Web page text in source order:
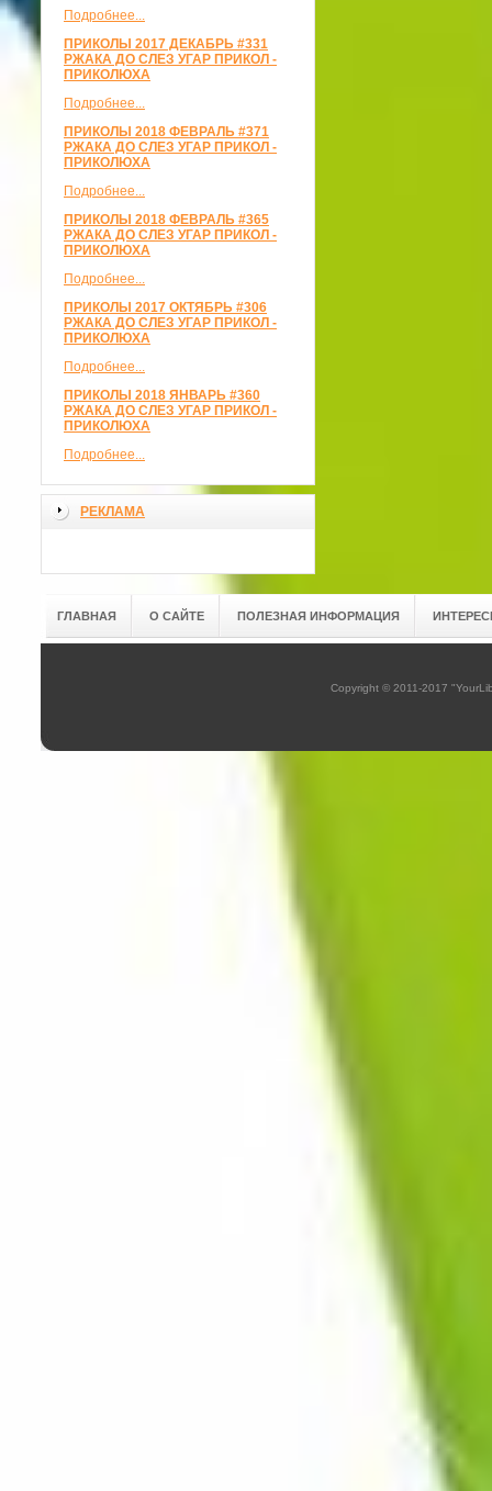
Подробнее...
ПРИКОЛЫ 2017 ДЕКАБРЬ #331
РЖАКА ДО СЛЕЗ УГАР ПРИКОЛ -
ПРИКОЛЮХА
Подробнее...
ПРИКОЛЫ 2018 ФЕВРАЛЬ #371
РЖАКА ДО СЛЕЗ УГАР ПРИКОЛ -
ПРИКОЛЮХА
Подробнее...
ПРИКОЛЫ 2018 ФЕВРАЛЬ #365
РЖАКА ДО СЛЕЗ УГАР ПРИКОЛ -
ПРИКОЛЮХА
Подробнее...
ПРИКОЛЫ 2017 ОКТЯБРЬ #306
РЖАКА ДО СЛЕЗ УГАР ПРИКОЛ -
ПРИКОЛЮХА
Подробнее...
ПРИКОЛЫ 2018 ЯНВАРЬ #360
РЖАКА ДО СЛЕЗ УГАР ПРИКОЛ -
ПРИКОЛЮХА
Подробнее...
РЕКЛАМА
ГЛАВНАЯ О САЙТЕ ПОЛЕЗНАЯ ИНФОРМАЦИЯ
Copyright © 2011-2017